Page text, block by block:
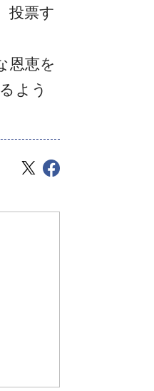
投票す
恩恵を
よう